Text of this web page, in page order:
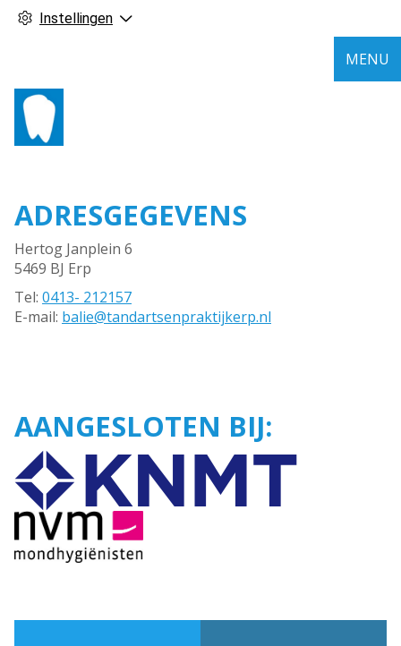
Instellingen
MENU
ADRESGEGEVENS
Hertog Janplein 6
5469 BJ Erp
Tel: 0413- 212157
E-mail: balie@tandartsenpraktijkerp.nl
AANGESLOTEN BIJ: